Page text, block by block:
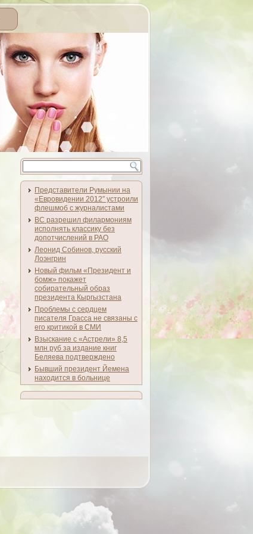
Представители Румынии на
«Евровидении 2012″ устроили
флешмоб с журналистами
ВС разрешил филармониям
исполнять классику без
допотчислений в РАО
Леонид Собинов, русский
Лоэнгрин
Новый фильм «Президент и
бомж» покажет
собирательный образ
президента Кыргызстана
Проблемы с сердцем
писателя Грасса не связаны с
его критикой в СМИ
Взыскание с «Астрели» 8,5
млн руб за издание книг
Беляева подтверждено
Бывший президент Йемена
находится в больнице